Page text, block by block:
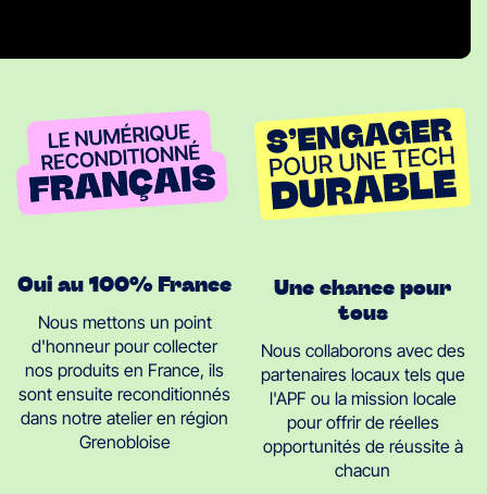
Oui au 100% France
Nous mettons un point
d'honneur pour collecter
nos produits en France, ils
sont ensuite reconditionnés
dans notre atelier en région
Grenobloise
Une chance pour
tous
Nous collaborons avec des
partenaires locaux tels que
l'APF ou la mission locale
pour offrir de réelles
opportunités de réussite à
chacun